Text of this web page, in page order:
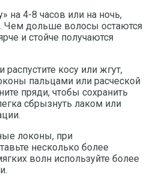
на 4-8 часов или на ночь,
Чем дольше волосы остаются
и стойче получаются
распустите косу или жгут,
пальцами или расческой
пряди, чтобы сохранить
сбрызнуть лаком или
локоны, при
несколько более
волн используйте более